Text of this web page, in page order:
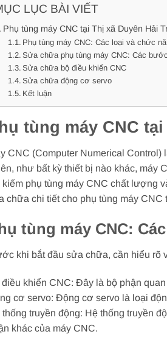
LỤC BÀI VIẾT
Phụ tùng máy CNC tại Thị xã Duyên Hải
Phụ tùng máy CNC: Các loại và chức
Sửa chữa phụ tùng máy CNC: Các
Sửa chữa bộ điều khiển CNC
Sửa chữa động cơ servo
Kết luận
tùng máy CNC
CNC (Computer Numerical Control)
như bất kỳ thiết bị nào khác, máy
kiếm phụ tùng máy CNC chất lượng
chữa chi tiết cho phụ tùng máy CNC
tùng máy CNC:
khi bắt đầu sửa chữa, cần hiểu rõ
điều khiển CNC: Đây là bộ phận
cơ servo: Động cơ servo là loại
thống truyền động: Hệ thống truyền
khác của máy CNC.